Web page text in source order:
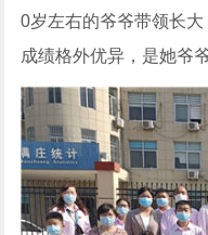
0岁左右的爷爷带领长
成绩格外优异，是她爷